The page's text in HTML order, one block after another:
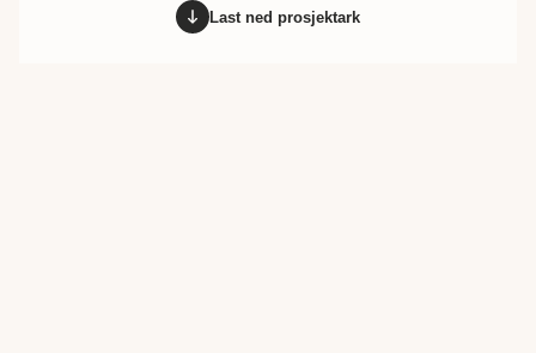
Last ned prosjektark